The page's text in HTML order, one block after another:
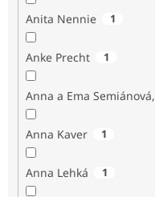
Anita Nennie 1
Anke Precht 1
Anna a Ema Semiánová,
Anna Kaver 1
Anna Lehká 1